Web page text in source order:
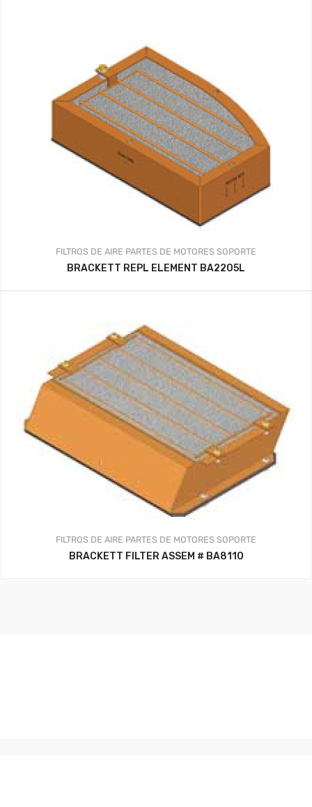
FILTROS DE AIRE PARTES DE MOTORES SOPORTE
BRACKETT REPL ELEMENT BA2205L
FILTROS DE AIRE PARTES DE MOTORES SOPORTE
BRACKETT FILTER ASSEM # BA8110